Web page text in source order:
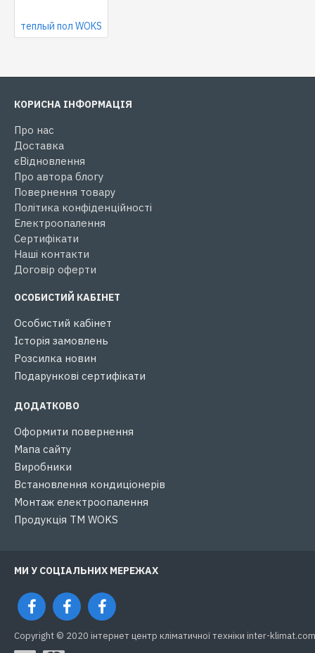
теплый пол WOKS
КОРИСНА ІНФОРМАЦІЯ
Про нас
Доставка
єВідновлення
Про автора блогу
Повернення товару
Політика конфіденційності
Електроопалення
Сертифікати
Наші контакти
Договір оферти
ОСОБИСТИЙ КАБІНЕТ
Особистий кабінет
Історія замовлень
Розсилка новин
Подарункові сертифікати
ДОДАТКОВО
Оформити повернення
Мапа сайту
Виробники
Встановлення кондиціонерів
Монтаж електроопалення
Продукція ТМ WOKS
МИ У СОЦІАЛЬНИХ МЕРЕЖАХ
Copyright © 2020 інтернет центр кліматичної техніки inter-